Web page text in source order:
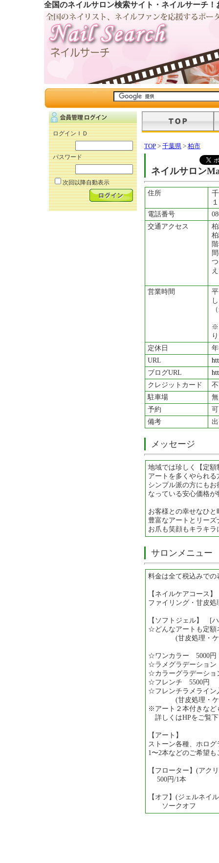
全国のネイルサロン検索サイト・ネイルサーチ
ログインＩＤ
パスワード
次回以降自動表示
TOP > 千葉県 > 柏市
ネイルサロン
住所
電話番号
交通アクセス
営業時間
※
定休日
URL
ブログURL
クレジットカード
駐車場
無
予約
可
備考
メッセージ
地域では珍しく【定
アートを多くやられ
シンプル派の方にも
なっている安心価格が
お客様との幸せなひ
豊富なアートとリーズ
お爪も笑顔もキラキラ
サロンメニュー
料金は全て税込みでの
【ネイルケアコース】
ファイリング・甘皮
【ソフトジェル】 [
☆どんなアートも定額
(甘皮処理・ケ
☆ワンカラー 5000円
☆ラメグラデーショ
☆カラーグラデーシ
☆フレンチ 5500円
☆フレンチラメライン
(甘皮処理・ケ
※アート２本付きなど
詳しくはHPをご覧
【アート】
ストーン各種、ホログ
1〜2本などのご希望
【フローター】(アク
500円/1本
【オフ】(ジェルネイ
ソークオ